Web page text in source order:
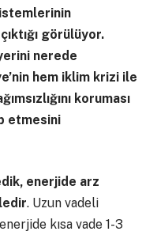
görülüyor.
nerede
hem iklim krizi ile
koruması
etmesini
enerjide arz
. Uzun vadeli
kısa vade 1-3